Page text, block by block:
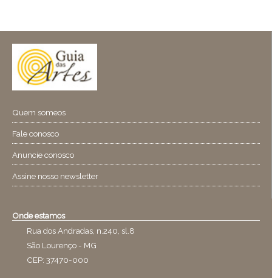
Quem someos
Fale conosco
Anuncie conosco
Assine nosso newsletter
Onde estamos
Rua dos Andradas, n.240, sl.8
São Lourenço - MG
CEP: 37470-000